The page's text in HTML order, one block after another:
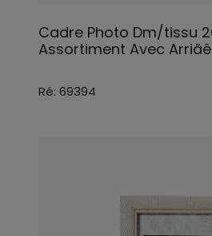
Cadre Photo Dm/tissu
Assortiment Avec
Ré: 69394